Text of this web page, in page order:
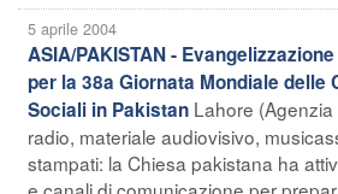
5 aprile 2004
ASIA/PAKISTAN -
per la 38a Giornata Mondiale delle
Sociali in Pakistan Lahore
radio, materiale audiovisivo,
stampati: la Chiesa pakistana ha